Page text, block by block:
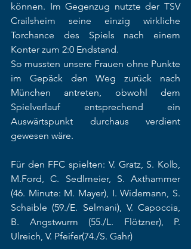
können. Im Gegenzug nutzte der TSV
Crailsheim seine einzig wirkliche
Torchance des Spiels nach einem
Konter zum 2:0 Endstand.
So mussten unsere Frauen ohne Punkte
im Gepäck den Weg zurück nach
München antreten, obwohl dem
Spielverlauf entsprechend ein
Auswärtspunkt durchaus verdient
gewesen wäre.
Für den FFC spielten: V. Gratz, S. Kolb,
M.Ford, C. Sedlmeier, S. Axthammer
(46. Minute: M. Mayer), I. Widemann, S.
Schaible (59./E. Selmani), V. Capoccia,
B. Angstwurm (55./L. Flötzner), P.
Ulreich, V. Pfeifer(74./S. Gahr)